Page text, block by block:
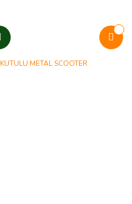
KUTULU METAL SCOOTER